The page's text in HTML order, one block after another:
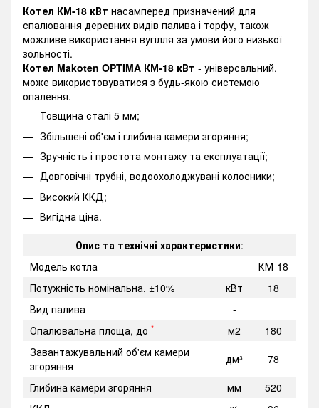
Котел КМ-18 кВт насамперед призначений для
спалювання деревних видів палива і торфу, також
можливе використання вугілля за умови його низької
зольності.
Котел Makoten OPTIMA КМ-18 кВт - універсальний,
може використовуватися з будь-якою системою
опалення.
Товщина сталі 5 мм;
Збільшені об'єм і глибина камери згоряння;
Зручність і простота монтажу та експлуатації;
Довговічні трубні, водоохолоджувані колосники;
Високий ККД;
Вигідна ціна.
Опис та технічні характеристики:
Модель котла
-
КМ-18
Потужність номінальна, ±10%
кВт
18
Вид палива
-
Опалювальна площа, до * м2
180
Завантажувальний об'єм камери
згоряння
дм³
78
Глибина камери згоряння
мм
520